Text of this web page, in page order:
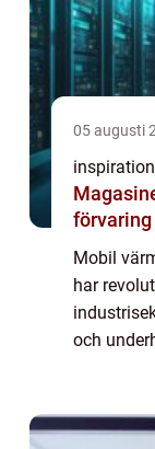
05 augusti
inspiration
Mobil
har
och